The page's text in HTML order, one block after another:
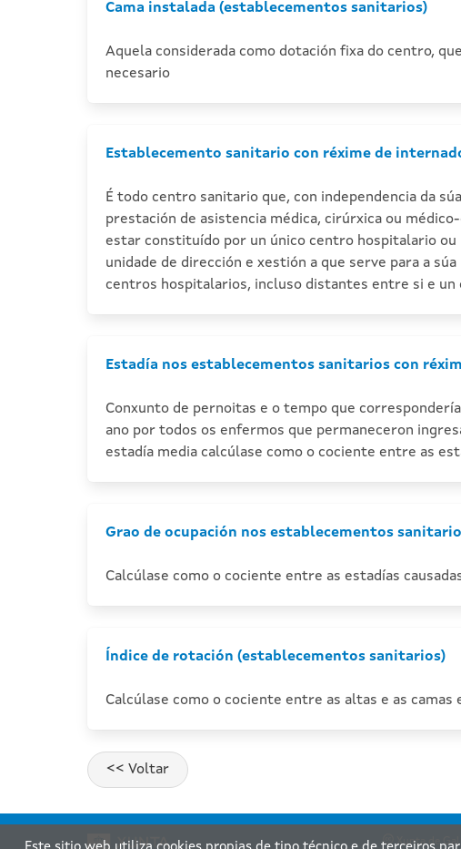
Cama instalada (establecementos sanitarios)
Aquela considerada como dotación fixa do centro,
necesario
Establecemento sanitario con réxime de
É todo centro sanitario que, con independencia da
prestación de asistencia médica, cirúrxica ou
estar constituído por un único centro hospitalario ou
unidade de dirección e xestión a que serve para a
centros hospitalarios, incluso distantes entre si e un
Estadía nos establecementos sanitarios con
Conxunto de pernoitas e o tempo que
ano por todos os enfermos que permaneceron
estadía media calcúlase como o cociente entre as
Grao de ocupación nos establecementos
Calcúlase como o cociente entre as estadías
Índice de rotación (establecementos sanitarios)
Calcúlase como o cociente entre as altas e as camas
Xunta de